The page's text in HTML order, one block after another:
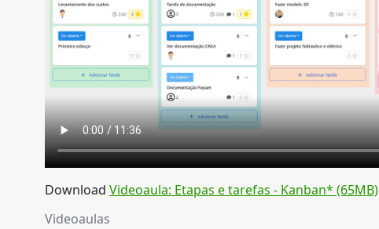
Download Videoaula: Etapas e tarefas - Kanban* (65MB)
Videoaulas